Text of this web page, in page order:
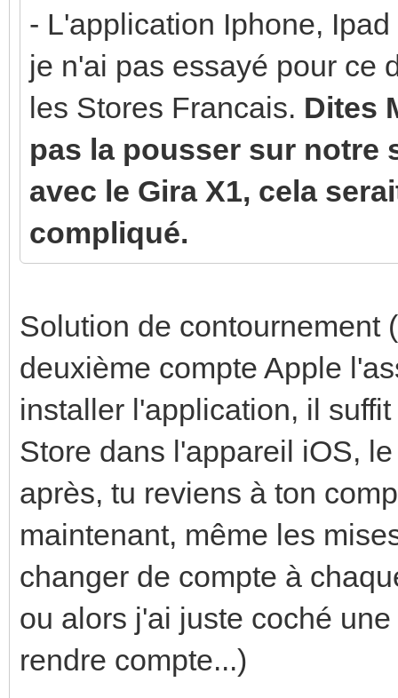
- L'application Iphone,
je n'ai pas essayé pour ce
les Stores Francais. Dites
pas la pousser sur notre
avec le Gira X1, cela
compliqué.
Solution de contournement
deuxième compte Apple
installer l'application, il
Store dans l'appareil iOS,
après, tu reviens à ton
maintenant, même les
changer de compte à
ou alors j'ai juste coché
rendre compte...)